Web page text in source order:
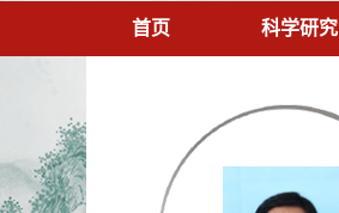
首页 科学研究